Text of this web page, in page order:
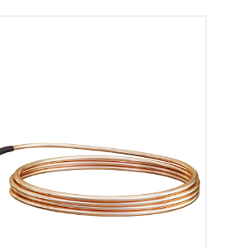
biến
bị điều khiển
quản lý cho toà nhà (BMS)
hệ thống